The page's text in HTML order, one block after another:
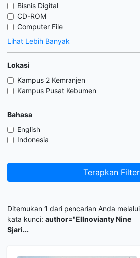
Bisnis Digital
CD-ROM
Computer File
Lihat Lebih Banyak
Lokasi
Kampus 2 Kemranjen
Kampus Pusat Kebumen
Bahasa
English
Indonesia
Terapkan Filter
Ditemukan 1 dari pencarian Anda melalui
kata kunci: author="Ellnovianty Nine
Sjari...